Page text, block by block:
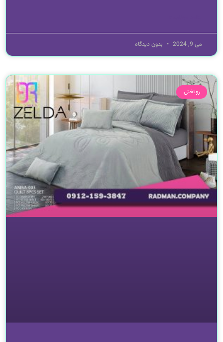
می 9, 2024 بدون دیدگاه
روتختی